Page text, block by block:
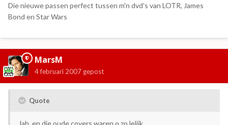
Die nieuwe passen perfect tussen m'n dvd's van LOTR, James
Bond en Star Wars
MarsM
4 februari 2007 gepost
Quote
Jah, en die oude covers waren o zo lelijk.